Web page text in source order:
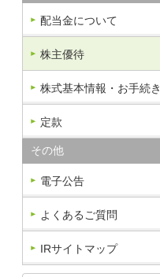
配当金について
株主優待
株式基本情報・お手続き
定款
その他
電子公告
よくあるご質問
IRサイトマップ